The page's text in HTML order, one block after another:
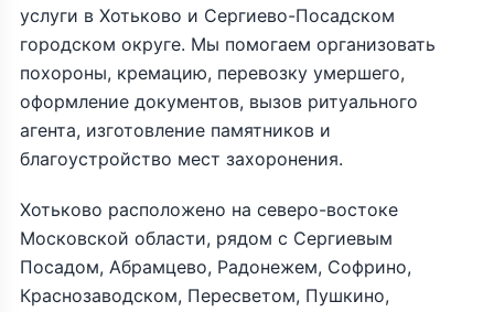
услуги в Хотьково и Сергиево-Посадском
городском округе. Мы помогаем организовать
похороны, кремацию, перевозку умершего,
оформление документов, вызов ритуального
агента, изготовление памятников и
благоустройство мест захоронения.
Хотьково расположено на северо-востоке
Московской области, рядом с Сергиевым
Посадом, Абрамцево, Радонежем, Софрино,
Краснозаводском, Пересветом, Пушкино,